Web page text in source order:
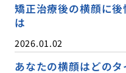
矯正治療後の横顔に
は
2026.01.02
あなたの横顔はどの